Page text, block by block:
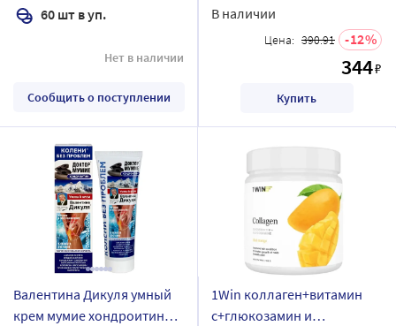
60 шт в уп.
Нет в наличии
Сообщить о поступлении
В наличии
Цена: 390.91 12
344₽
Купить
Валентина Дикуля умный
крем мумие хондроитин
1Win коллаген+витамин
с+глюкозамин и